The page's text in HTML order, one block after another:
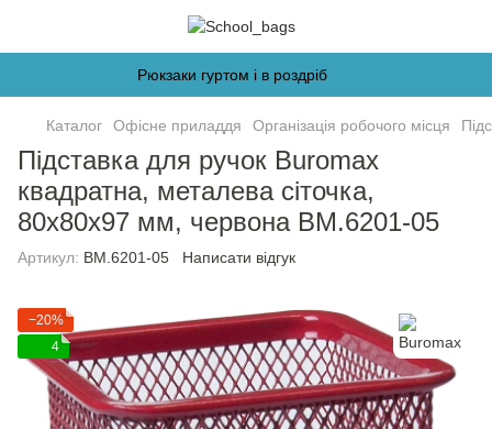
Рюкзаки гуртом і в роздріб
Каталог Офісне приладдя Організація робочого місця
Підставка для ручок Buromax
квадратна, металева сіточка,
80х80х97 мм, червона BM.6201-05
Артикул: BM.6201-05 Написати відгук
−20%
4